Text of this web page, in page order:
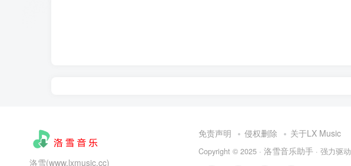
洛雪(www.lxmusic.cc)
免责声明 侵权删除 关于LX Music
Copyright © 2025 · 洛雪音乐助手 · 强力驱动